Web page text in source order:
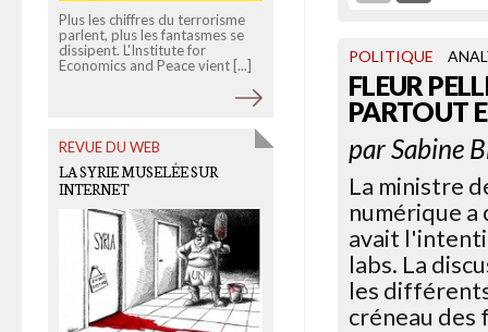
POLITIQUE
FLEUR
PARTOUT
parSabine
La ministre
numérique
avait
labs. La
les
créneau des
Plus les chiffres du terrorisme
parlent, plus les fantasmes se
dissipent. L'Institute for
Economics and Peace vient [...]
REVUE DU WEB
LA SYRIE MUSELÉE SUR
INTERNET
pénaliser la possession et la
distribution d'outils de hacking
OLD LINKS
LE CONSULAT DE TOTAL AU